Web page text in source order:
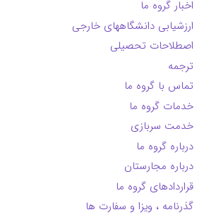
اخبار گروه ما
ارزشیابی دانشگاههای خارجی
اصطلاحات تحصیلی
ترجمه
تماس با گروه ما
خدمات گروه ما
خدمت سربازی
درباره گروه ما
درباره مجارستان
قراردادهای گروه ما
گذرنامه ، ویزا و سفارت ها